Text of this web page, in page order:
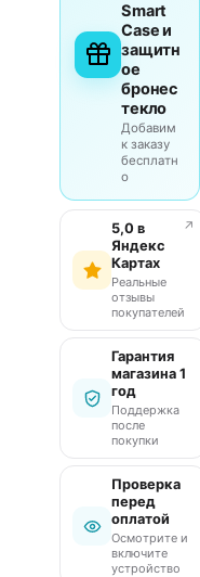
Smart
Case и
защитн
ое
бронес
текло
Добавим
к заказу
бесплатн
о
5,0 в
Яндекс
Картах
Реальные
отзывы
покупателей
↗
Гарантия
магазина 1
год
Поддержка
после
покупки
Проверка
перед
оплатой
Осмотрите и
включите
устройство